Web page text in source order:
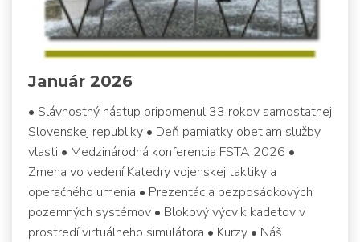
Január 2026
• Slávnostný nástup pripomenul 33 rokov samostatnej
Slovenskej republiky • Deň pamiatky obetiam služby
vlasti • Medzinárodná konferencia FSTA 2026 •
Zmena vo vedení Katedry vojenskej taktiky a
operačného umenia • Prezentácia bezposádkových
pozemných systémov • Blokový výcvik kadetov v
prostredí virtuálneho simulátora • Kurzy • Náš